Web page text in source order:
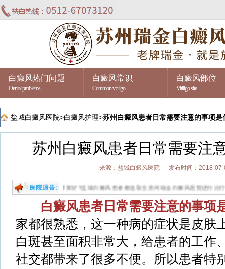
白癜风热门问题
Dental problems
白癜风常识
Common vitiligo
白癜风部位
Vitiligo site
盐城白癜风医院>白癜风护理>苏州白癜风患者日常需要注意的事项是
苏州白癜风患者日常需要注
来源：盐城白癜风医院 发布时间：2018-
城治疗白癜风哪家好?盐城白癜风患者都选取去苏州瑞金白癜风医院进行治疗,苏
白癜风患者日常需要注意的事项
家都很熟悉，这一种病的症状是皮肤
白斑甚至面积非常大，给患者的工作
社交都带来了很多不便。所以患者特